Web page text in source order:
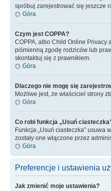
spróbuj zarejestrować się jeszcze
Góra
Czym jest COPPA?
COPPA, albo Child Online Privacy
piśmienną zgodę rodziców lub
skontaktuj się z prawnikiem.
Góra
Dlaczego nie mogę się
Możliwe jest, że właściciel strony
Góra
Co robi funkcja „Usuń
Funkcja „Usuń ciasteczka”
zostały one włączone przez
Góra
Preferencje i ustawienia
Jak zmienić moje ustawienia?